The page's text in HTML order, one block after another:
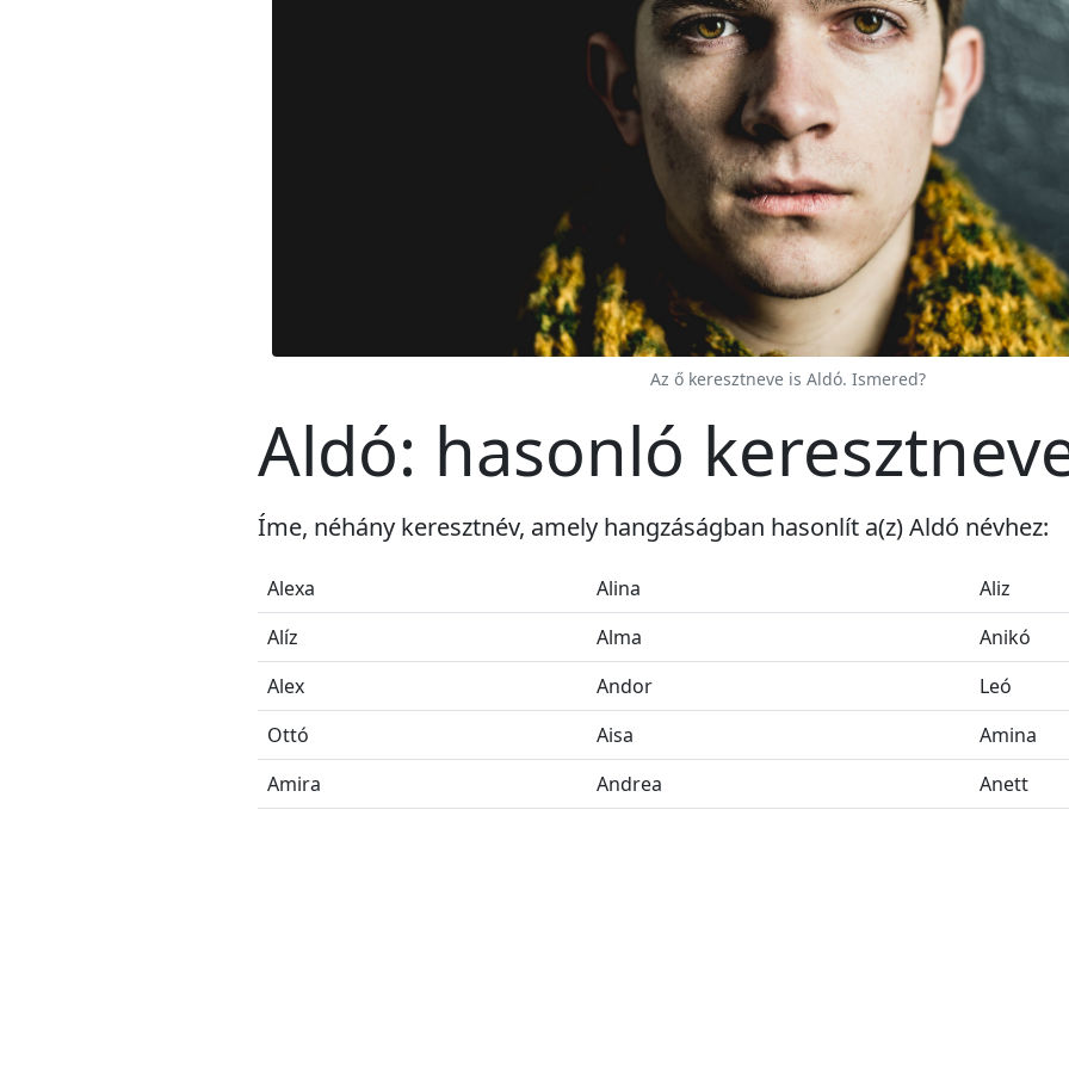
Az ő keresztneve is Aldó. Ismered?
Aldó: hasonló
Íme, néhány keresztnév, amely hangzáságban hasonlít a(z) Aldó névhez:
Alexa Alina
Aliz
Alíz
Alma
Anikó
Alex
Andor
Leó
Ottó
Aisa
Amina
Amira
Andrea Anett